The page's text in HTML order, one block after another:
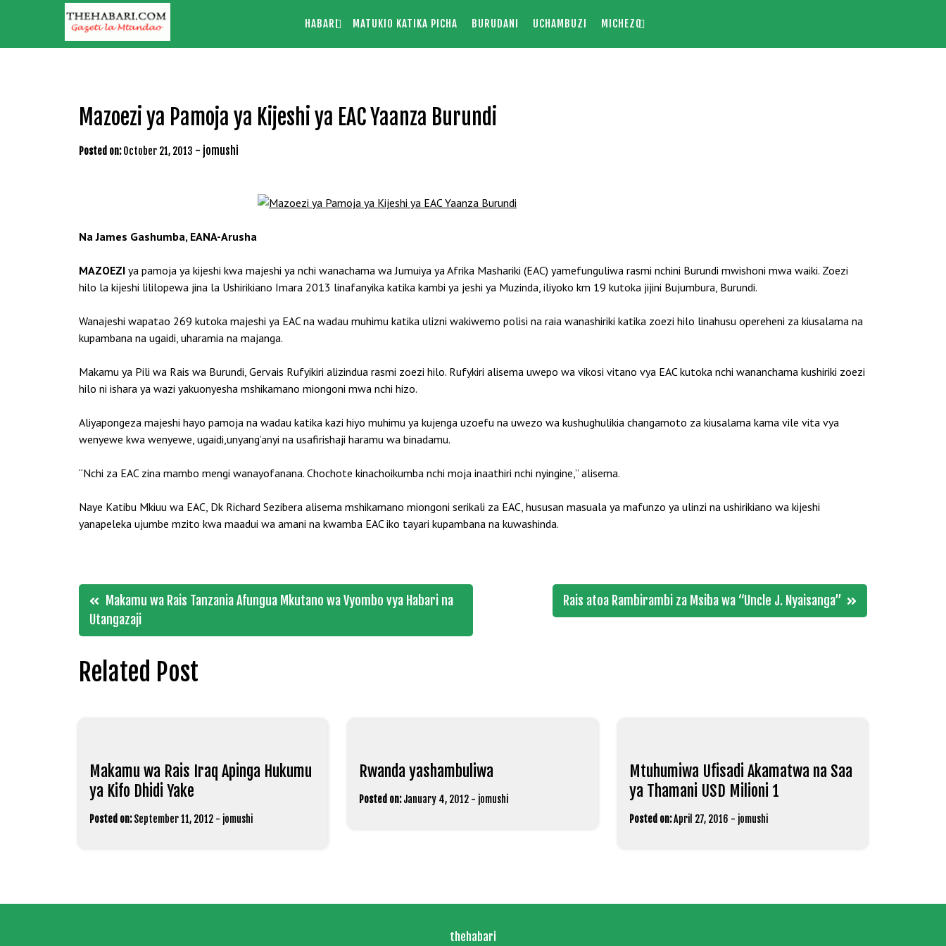
HABARI MATUKIO KATIKA PICHA BURUDANI UCHAMBUZI MICHEZO
Mazoezi ya Pamoja ya Kijeshi ya EAC Yaanza Burundi
Posted on: October 21, 2013 - jomushi
Na James Gashumba, EANA-Arusha
MAZOEZI ya pamoja ya kijeshi kwa majeshi ya nchi wanachama wa Jumuiya ya Afrika Mashariki (EAC) yamefunguliwa rasmi nchini Burundi mwishoni mwa waiki. Zoezi
hilo la kijeshi lililopewa jina la Ushirikiano Imara 2013 linafanyika katika kambi ya jeshi ya Muzinda, iliyoko km 19 kutoka jijini Bujumbura, Burundi.
Wanajeshi wapatao 269 kutoka majeshi ya EAC na wadau muhimu katika ulizni wakiwemo polisi na raia wanashiriki katika zoezi hilo linahusu opereheni za kiusalama na
kupambana na ugaidi, uharamia na majanga.
Makamu ya Pili wa Rais wa Burundi, Gervais Rufyikiri alizindua rasmi zoezi hilo. Rufykiri alisema uwepo wa vikosi vitano vya EAC kutoka nchi wananchama kushiriki zoezi
hilo ni ishara ya wazi yakuonyesha mshikamano miongoni mwa nchi hizo.
Aliyapongeza majeshi hayo pamoja na wadau katika kazi hiyo muhimu ya kujenga uzoefu na uwezo wa kushughulikia changamoto za kiusalama kama vile vita vya
wenyewe kwa wenyewe, ugaidi,unyang’anyi na usafirishaji haramu wa binadamu.
“Nchi za EAC zina mambo mengi wanayofanana. Chochote kinachoikumba nchi moja inaathiri nchi nyingine,” alisema.
Naye Katibu Mkiuu wa EAC, Dk Richard Sezibera alisema mshikamano miongoni serikali za EAC, hususan masuala ya mafunzo ya ulinzi na ushirikiano wa kijeshi
yanapeleka ujumbe mzito kwa maadui wa amani na kwamba EAC iko tayari kupambana na kuwashinda.
Post
navigation
Makamu wa Rais Tanzania Afungua Mkutano wa Vyombo vya Habari na
Utangazaji
Rais atoa Rambirambi za Msiba wa “Uncle J. Nyaisanga”
Related Post
Makamu wa Rais Iraq Apinga Hukumu
ya Kifo Dhidi Yake
Posted on: September 11, 2012 - jomushi
Rwanda yashambuliwa
Posted on: January 4, 2012 - jomushi
Mtuhumiwa Ufisadi Akamatwa na Saa
ya Thamani USD Milioni 1
Posted on:April 27, 2016 - jomushi
thehabari